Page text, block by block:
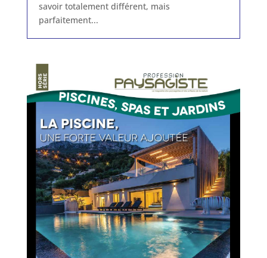
savoir totalement différent, mais
parfaitement...